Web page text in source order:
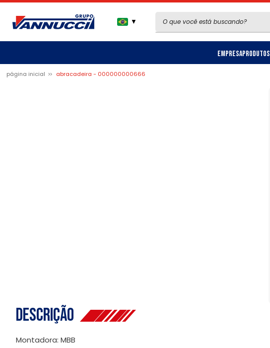
▼
EmpresaProdutos
página inicial abracadeira - 000000000666
Descrição
Montadora: MBB